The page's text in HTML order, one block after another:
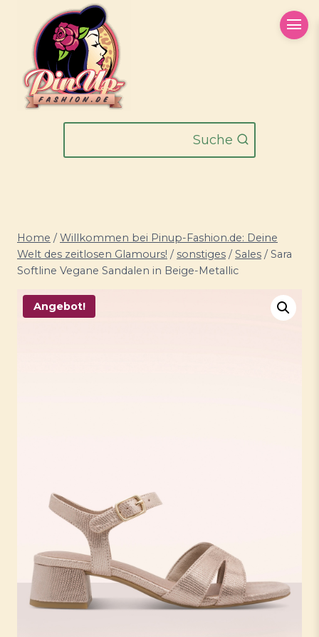
springen
Suche
Home / Willkommen bei Pinup-Fashion.de: Deine
Welt des zeitlosen Glamours! / sonstiges / Sales / Sara
Softline Vegane Sandalen in Beige-Metallic
Angebot!